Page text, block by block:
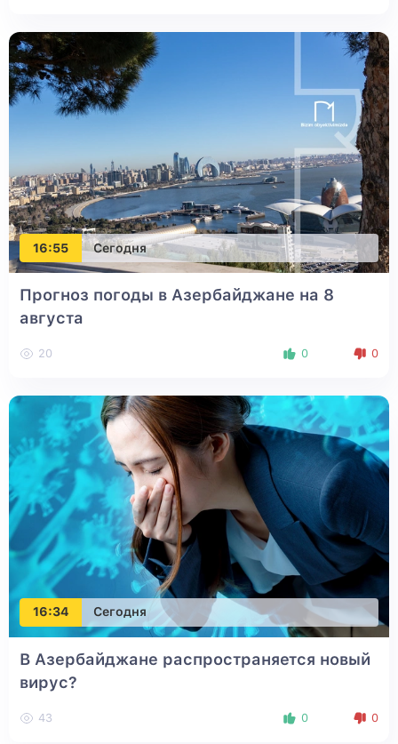
16:55 Сегодня
Прогноз погоды в Азербайджане на 8
августа
20 0 0
16:34 Сегодня
В Азербайджане распространяется новый
вирус?
43 0 0